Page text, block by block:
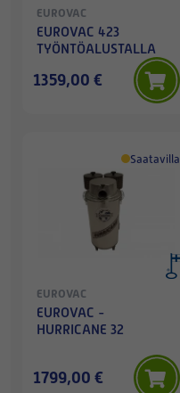
EUROVAC
EUROVAC 423
TYÖNTÖALUSTALLA
1359,00 €
Saatavilla
EUROVAC
EUROVAC -
HURRICANE 32
1799,00 €